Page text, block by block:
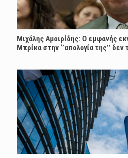
Μιχάλης Αμοιρίδης: Ο εμφανής
Μπρίκα στην ‘’απολογία της’’